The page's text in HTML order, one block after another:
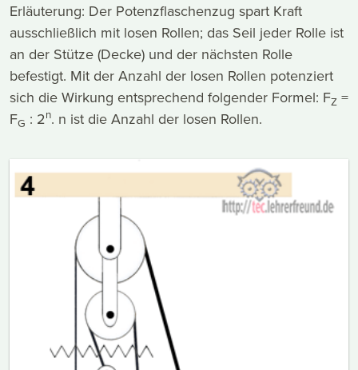
Erläuterung: Der Potenzflaschenzug spart Kraft
ausschließlich mit losen Rollen; das Seil jeder Rolle ist
an der Stütze (Decke) und der nächsten Rolle
befestigt. Mit der Anzahl der losen Rollen potenziert
sich die Wirkung entsprechend folgender Formel: FZ =
FG : 2n. n ist die Anzahl der losen Rollen.